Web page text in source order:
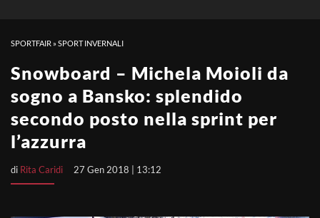
SPORTFAIR »SPORT INVERNALI
Snowboard – Michela Moioli da
sogno a Bansko: splendido
secondo posto nella sprint per
l’azzurra
di Rita Caridi 27 Gen 2018 | 13:12